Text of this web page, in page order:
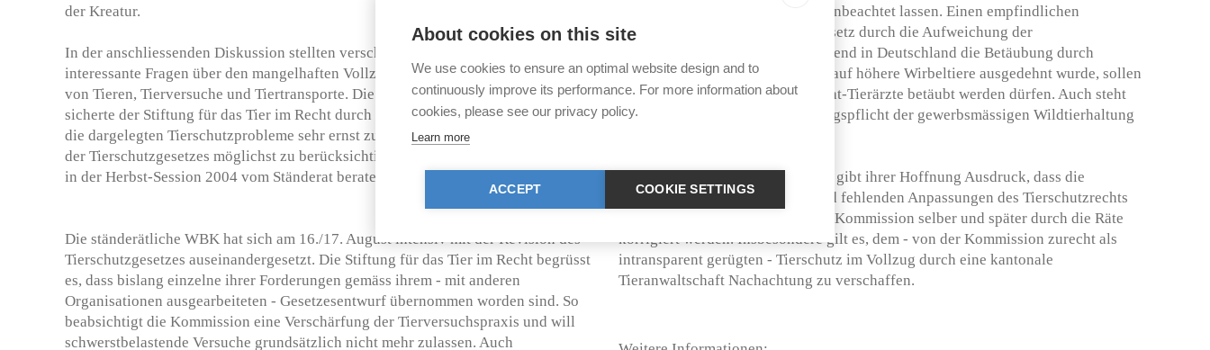
der Kreatur.
In der anschliessenden Diskussion stellten verschiedene StänderätInnen
interessante Fragen über den mangelhaften Vollzug im Tierschutz, über das Töten
von Tieren, Tierversuche und Tiertransporte. Die ständerätliche Kommission
sicherte der Stiftung für das Tier im Recht durch ihre Präsidentin ausdrücklich zu,
die dargelegten Tierschutzprobleme sehr ernst zu nehmen und bei der Revision
der Tierschutzgesetzes möglichst zu berücksichtigen. Das Tierschutzgesetz sollte
in der Herbst-Session 2004 vom Ständerat beraten werden.
Die ständerätliche WBK hat sich am 16./17. August intensiv mit der Revision des
Tierschutzgesetzes auseinandergesetzt. Die Stiftung für das Tier im Recht begrüsst
es, dass bislang einzelne ihrer Forderungen gemäss ihrem - mit anderen
Organisationen ausgearbeiteten - Gesetzesentwurf übernommen worden sind. So
beabsichtigt die Kommission eine Verschärfung der Tierversuchspraxis und will
schwerstbelastende Versuche grundsätzlich nicht mehr zulassen. Auch
einsehbare Tierschutzforderung unbeachtet lassen. Einen empfindlichen
Rückschritt soll das Tierschutzgesetz durch die Aufweichung der
Betäubungspflicht erfahren: während in Deutschland die Betäubung durch
Tierärzte kürzlich verschärft und auf höhere Wirbeltiere ausgedehnt wurde, sollen
künftig alle Tiere auch durch Nicht-Tierärzte betäubt werden dürfen. Auch steht
eine Aufweichung der Bewilligungspflicht der gewerbsmässigen Wildtierhaltung
Die Stiftung für das Tier im Recht gibt ihrer Hoffnung Ausdruck, dass die
geschilderten Aufweichungen und fehlenden Anpassungen des Tierschutzrechts
an die neuen Umstände durch die Kommission selber und später durch die Räte
korrigiert werden. Insbesondere gilt es, dem - von der Kommission zurecht als
intransparent gerügten - Tierschutz im Vollzug durch eine kantonale
Tieranwaltschaft Nachachtung zu verschaffen.
About cookies on this site
We use cookies to ensure an optimal website design and to
continuously improve its performance. For more information about
cookies, please see our privacy policy.
Learn more
ACCEPT COOKIE SETTINGS